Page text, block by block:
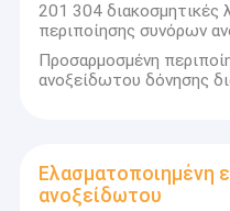
201 304 διακοσμητικές
περιποίησης συνόρων
Προσαρμοσμένη
ανοξείδωτου δόνησης
Ελασματοποιημένη
ανοξείδωτου